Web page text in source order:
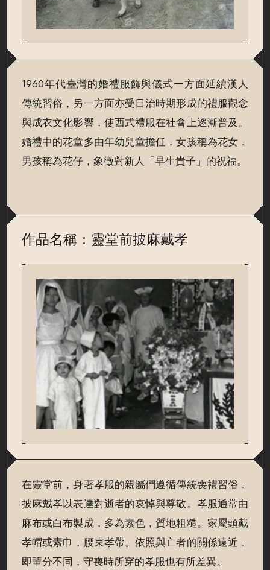
1960年代臺灣的婚禮服飾與儀式一方面延續漢人
傳統習俗，另一方面亦受日治時期形成的禮服觀念
與成衣文化影響，使西式禮服在社會上逐漸普及。
婚禮中的花童多由年幼兒童擔任，女孩稱為花女，
男孩稱為花仔，象徵對新人「早生貴子」的祝福。
作品名稱：靈堂前披麻戴孝
在靈堂前，身著孝服的親屬們遵循傳統喪禮習俗，
披麻戴孝以表達對逝者的哀悼與尊敬。孝服通常由
麻布或白布製成，多為素色，質地粗糙。家屬頭戴
孝帽或素巾，腰束孝帶。依照與亡者的關係遠近，
即輩分不同，守喪時所穿的孝服也有所差異。